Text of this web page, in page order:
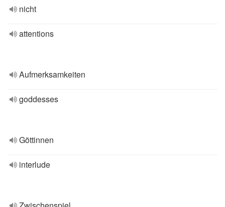
nicht
attentions
Aufmerksamkeiten
goddesses
Göttinnen
interlude